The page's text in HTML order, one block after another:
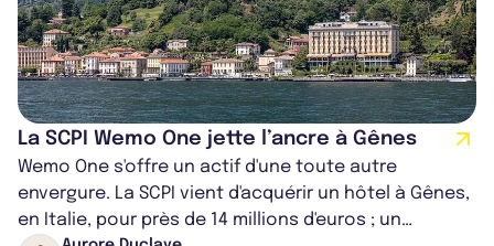
La SCPI Wemo One jette l’ancre à Gênes
Wemo One s'offre un actif d'une toute autre
envergure. La SCPI vient d'acquérir un hôtel à Gênes,
en Italie, pour près de 14 millions d'euros ; un